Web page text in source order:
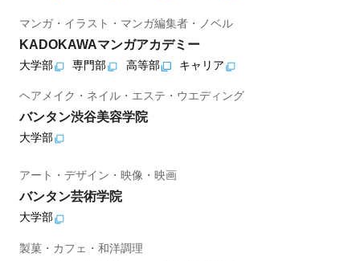
マンガ・イラスト・マンガ編集者・ノベル
KADOKAWAマンガアカデミー
大学部 専門部 高等部 キャリア
ヘアメイク・ネイル・エステ・ウエディング
バンタン渋谷美容学院
大学部
アート・デザイン・映像・映画
バンタン芸術学院
大学部
製菓・カフェ・和洋調理